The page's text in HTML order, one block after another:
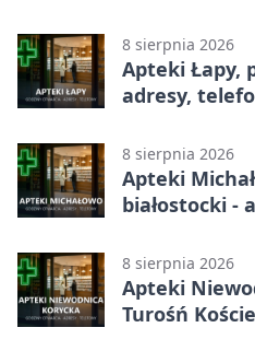
8 sierpnia 2026
Apteki Łapy,
adresy,
8 sierpnia 2026
Apteki
białostocki -
8 sierpnia 2026
Apteki
Turośń